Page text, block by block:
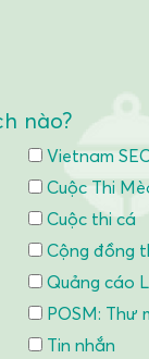
nào?
Vietnam
Cuộc Thi
Cuộc thi cá
Cộng đồng
Quảng cáo
POSM: Thư
Tin nhắn